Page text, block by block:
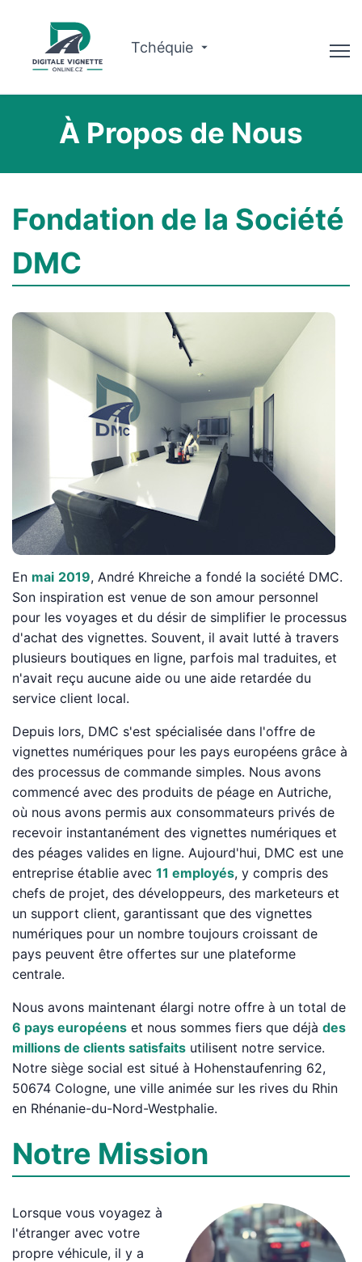
Tchéquie
Vérifier la validité
Planificateur d'itinéraire
Français
À Propos de Nous
Fondation de la Société
DMC
En mai 2019, André Khreiche a fondé la société DMC.
Son inspiration est venue de son amour personnel
pour les voyages et du désir de simplifier le processus
d'achat des vignettes. Souvent, il avait lutté à travers
plusieurs boutiques en ligne, parfois mal traduites, et
n'avait reçu aucune aide ou une aide retardée du
service client local.
Depuis lors, DMC s'est spécialisée dans l'offre de
vignettes numériques pour les pays européens grâce à
des processus de commande simples. Nous avons
commencé avec des produits de péage en Autriche,
où nous avons permis aux consommateurs privés de
recevoir instantanément des vignettes numériques et
des péages valides en ligne. Aujourd'hui, DMC est une
entreprise établie avec 11 employés, y compris des
chefs de projet, des développeurs, des marketeurs et
un support client, garantissant que des vignettes
numériques pour un nombre toujours croissant de
pays peuvent être offertes sur une plateforme
centrale.
Nous avons maintenant élargi notre offre à un total de
6 pays européens et nous sommes fiers que déjà des
millions de clients satisfaits utilisent notre service.
Notre siège social est situé à Hohenstaufenring 62,
50674 Cologne, une ville animée sur les rives du Rhin
en Rhénanie-du-Nord-Westphalie.
Notre Mission
Lorsque vous voyagez à
l'étranger avec votre
propre véhicule, il y a